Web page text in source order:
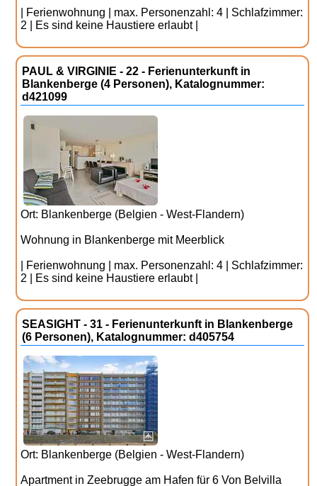
| Ferienwohnung | max. Personenzahl: 4 | Schlafzimmer:
2 | Es sind keine Haustiere erlaubt |
PAUL & VIRGINIE - 22 - Ferienunterkunft in
Blankenberge (4 Personen), Katalognummer:
d421099
Ort: Blankenberge (Belgien - West-Flandern)
Wohnung in Blankenberge mit Meerblick
| Ferienwohnung | max. Personenzahl: 4 | Schlafzimmer:
2 | Es sind keine Haustiere erlaubt |
SEASIGHT - 31 - Ferienunterkunft in Blankenberge
(6 Personen), Katalognummer: d405754
Ort: Blankenberge (Belgien - West-Flandern)
Apartment in Zeebrugge am Hafen für 6 Von Belvilla